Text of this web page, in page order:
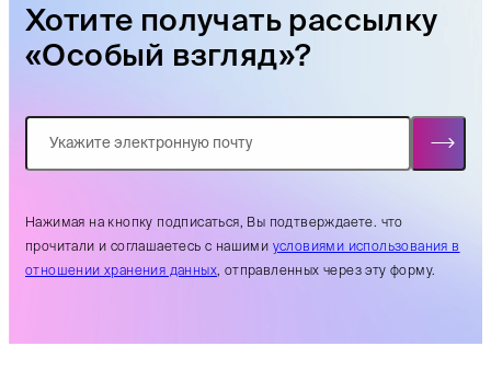
Хотите получать рассылку
«Особый взгляд»?
Нажимая на кнопку подписаться, Вы подтверждаете. что
прочитали и соглашаетесь с нашими условиями использования в
отношении хранения данных, отправленных через эту форму.